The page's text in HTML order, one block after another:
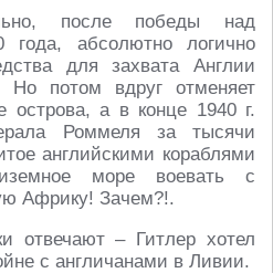
после победы над
года, абсолютно логично
для захвата Англии
Но потом вдруг отменяет
острова, а в конце 1940 г.
Роммеля за тысячи
английскими кораблями
море воевать с
Африку! Зачем?!.
отвечают – Гитлер хотел
с англичанами в Ливии.